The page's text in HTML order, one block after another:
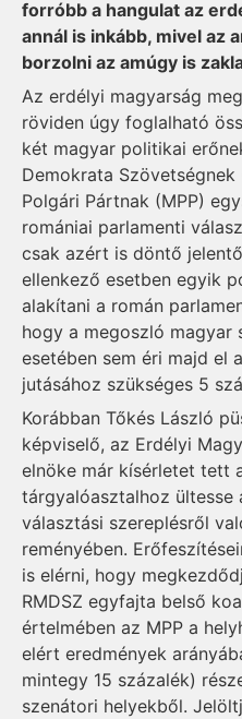
forróbb a hangulat az
annál is inkább, mivel az
borzolni az amúgy is
Az erdélyi magyarság
röviden úgy foglalható
két magyar politikai
Demokrata
Polgári Pártnak (MPP)
romániai parlamenti
csak azért is döntő
ellenkező esetben egyik
alakítani a román
hogy a megoszló magyar
esetében sem éri majd el
jutásához szükséges 5
Korábban Tőkés László
képviselő, az Erdélyi
elnöke már kísérletet tett
tárgyalóasztalhoz
választási szereplésről
reményében.
is elérni, hogy
RMDSZ egyfajta belső
értelmében az MPP a
elért eredmények
mintegy 15 százalék)
szenátori helyekből.